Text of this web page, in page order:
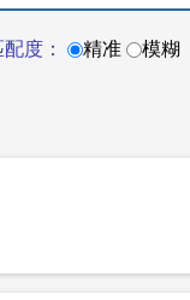
配度： 精准 模糊